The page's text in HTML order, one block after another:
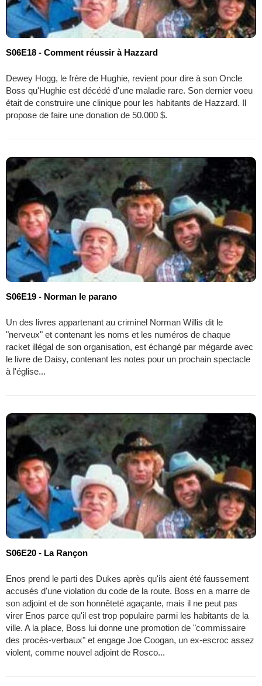
S06E18 - Comment réussir à Hazzard
Dewey Hogg, le frère de Hughie, revient pour dire à son Oncle
Boss qu'Hughie est décédé d'une maladie rare. Son dernier voeu
était de construire une clinique pour les habitants de Hazzard. Il
propose de faire une donation de 50.000 $.
S06E19 - Norman le parano
Un des livres appartenant au criminel Norman Willis dit le
"nerveux" et contenant les noms et les numéros de chaque
racket illégal de son organisation, est échangé par mégarde avec
le livre de Daisy, contenant les notes pour un prochain spectacle
à l'église...
S06E20 - La Rançon
Enos prend le parti des Dukes après qu'ils aient été faussement
accusés d'une violation du code de la route. Boss en a marre de
son adjoint et de son honnêteté agaçante, mais il ne peut pas
virer Enos parce qu'il est trop populaire parmi les habitants de la
ville. A la place, Boss lui donne une promotion de "commissaire
des procès-verbaux" et engage Joe Coogan, un ex-escroc assez
violent, comme nouvel adjoint de Rosco...